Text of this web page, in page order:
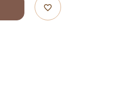
favorite_border